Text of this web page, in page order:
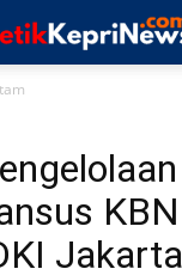
Jakarta